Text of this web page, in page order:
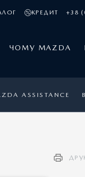
КРЕДИТ +38
ЧОМУ MAZDA
ASSISTANCE